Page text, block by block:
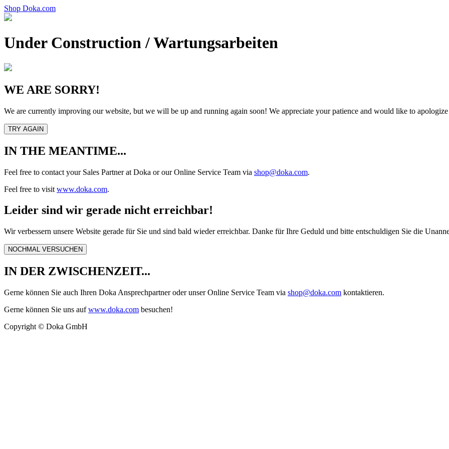
Shop Doka.com
Under Construction /Wartungsarbeiten
WE ARE SORRY!
We are currently improving our website, but we will be up and running again soon! We appreciate your patience and would like to
TRY AGAIN
IN THE MEANTIME...
Feel free to contact your Sales Partner at Doka or our Online Service Team via shop@doka.com.
Feel free to visit www.doka.com.
Leider sind wir gerade nicht erreichbar!
Wir verbessern unsere Website gerade für Sie und sind bald wieder erreichbar. Danke für Ihre Geduld und bitte entschuldigen Sie die
NOCHMAL VERSUCHEN
IN DER ZWISCHENZEIT...
Gerne können Sie auch Ihren Doka Ansprechpartner oder unser Online Service Team via shop@doka.com kontaktieren.
Gerne können Sie uns aufwww.doka.com besuchen!
Copyright © Doka GmbH